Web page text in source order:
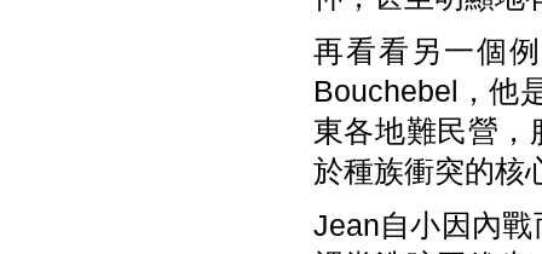
再看看另一個
Bouchebel，他
東各地難民營，
於種族衝突的核
Jean自小因內